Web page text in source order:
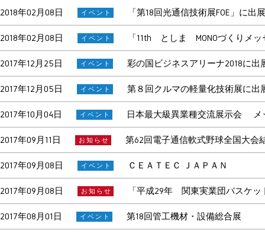
2018年02月08日 イベント 「第18回光通信技術展FOE」に
2018年02月08日 イベント 「11th としま MONOづくりメ
2017年12月25日 イベント 彩の国ビジネスアリーナ2018に出
2017年12月05日 イベント 第８回クルマの軽量化技術展に出
2017年10月04日 イベント 日本最大級異業種交流展示会 メ
2017年09月11日 お知らせ 第62回電子通信軟式野球全国大会
2017年09月08日 イベント ＣＥＡＴＥＣ ＪＡＰＡＮ
2017年09月08日 お知らせ 「平成29年 関東実業団バスケッ
2017年08月01日 イベント 第18回管工機材・設備総合展